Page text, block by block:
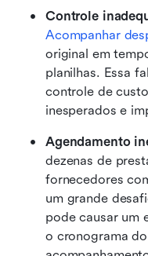
Acompanhar
original em
planilhas. Essa
controle de
inesperados e
Agendamento
dezenas de
fornecedores
um grande
pode causar um
o cronograma